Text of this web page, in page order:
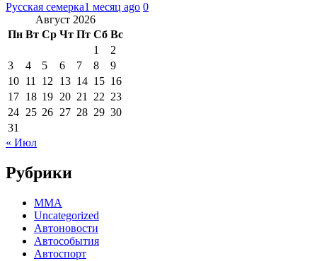
Русская семерка1 месяц ago 0
Август 2026
Пн Вт Ср Чт Пт Сб Вс
1
2
3
4 5 6 7 8
9
10 11 12 13 14 15 16
17 18 19 20 21 22 23
24 25 26 27 28 29 30
31
« Июл
Рубрики
MMA
Uncategorized
Автоновости
Автособытия
Автоспорт